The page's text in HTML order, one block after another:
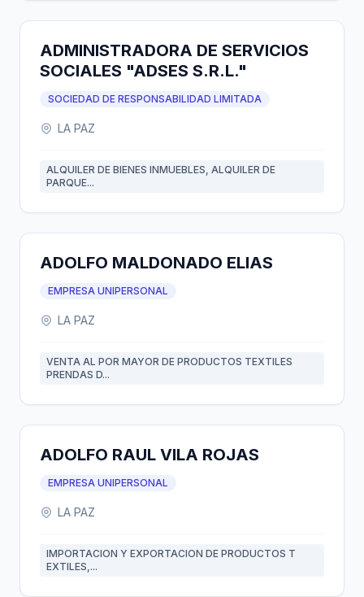
ADMINISTRADORA DE SERVICIOS
SOCIALES "ADSES S.R.L."
SOCIEDAD DE RESPONSABILIDAD LIMITADA
LA PAZ
ALQUILER DE BIENES INMUEBLES, ALQUILER DE
PARQUE...
ADOLFO MALDONADO ELIAS
EMPRESA UNIPERSONAL
LA PAZ
VENTA AL POR MAYOR DE PRODUCTOS TEXTILES
PRENDAS D...
ADOLFO RAUL VILA ROJAS
EMPRESA UNIPERSONAL
LA PAZ
IMPORTACION Y EXPORTACION DE PRODUCTOS T
EXTILES,...